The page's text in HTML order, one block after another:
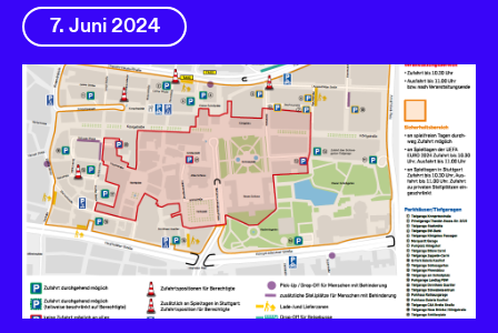
7. Juni 2024